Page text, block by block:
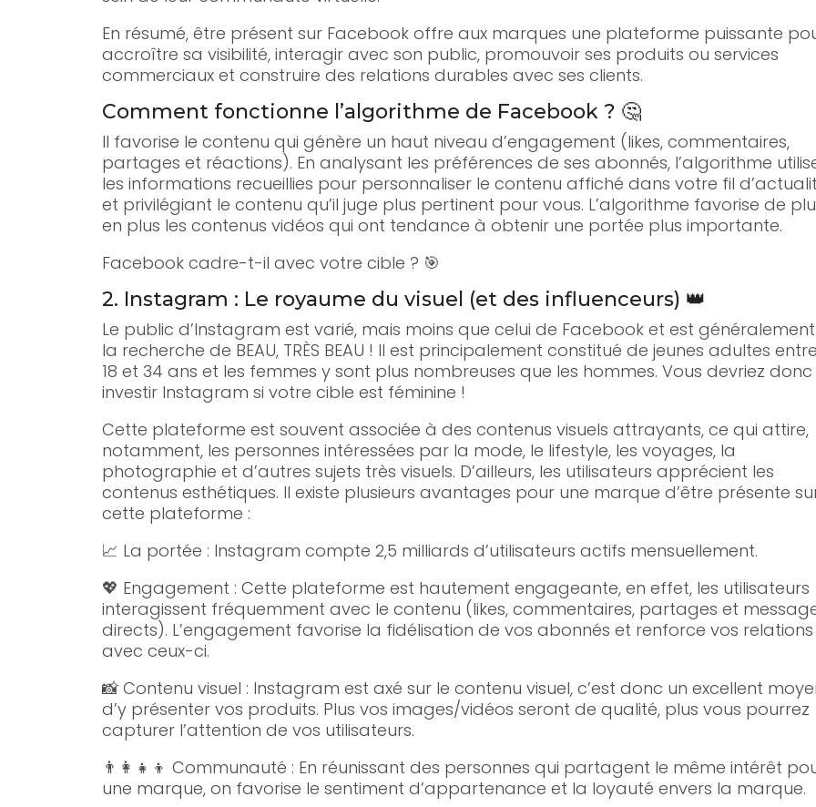
En résumé, être présent sur Facebook offre aux marques une plateforme puissante
accroître sa visibilité, interagir avec son public, promouvoir ses produits ou services
commerciaux et construire des relations durables avec ses clients.
Comment fonctionne l’algorithme de Facebook ? 🤔
Il favorise le contenu qui génère un haut niveau d’engagement (likes, commentaires,
partages et réactions). En analysant les préférences de ses abonnés, l’algorithme
les informations recueillies pour personnaliser le contenu affiché dans votre fil
et privilégiant le contenu qu’il juge plus pertinent pour vous. L’algorithme favorise de
en plus les contenus vidéos qui ont tendance à obtenir une portée plus importante.
Facebook cadre-t-il avec votre cible ? 🎯
2. Instagram : Le royaume du visuel (et des influenceurs) 👑
Le public d’Instagram est varié, mais moins que celui de Facebook et est
la recherche de BEAU, TRÈS BEAU ! Il est principalement constitué de jeunes adultes
18 et 34 ans et les femmes y sont plus nombreuses que les hommes. Vous devriez donc
investir Instagram si votre cible est féminine !
Cette plateforme est souvent associée à des contenus visuels attrayants, ce qui attire,
notamment, les personnes intéressées par la mode, le lifestyle, les voyages, la
photographie et d’autres sujets très visuels. D’ailleurs, les utilisateurs apprécient les
contenus esthétiques. Il existe plusieurs avantages pour une marque d’être présente
cette plateforme :
📈 La portée : Instagram compte 2,5 milliards d’utilisateurs actifs mensuellement.
💖 Engagement : Cette plateforme est hautement engageante, en effet, les utilisateurs
interagissent fréquemment avec le contenu (likes, commentaires, partages et
directs). L’engagement favorise la fidélisation de vos abonnés et renforce vos relations
avec ceux-ci.
📸 Contenu visuel : Instagram est axé sur le contenu visuel, c’est donc un excellent
d’y présenter vos produits. Plus vos images/vidéos seront de qualité, plus vous pourrez
capturer l’attention de vos utilisateurs.
👨‍👩‍👧‍👦 Communauté : En réunissant des personnes qui partagent le même intérêt
une marque, on favorise le sentiment d’appartenance et la loyauté envers la marque.